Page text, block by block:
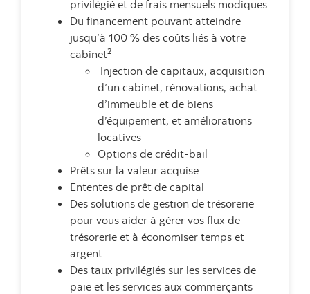
privilégié et de frais mensuels modiques
Du financement pouvant atteindre
jusqu’à 100 % des coûts liés à votre
cabinet2
Injection de capitaux, acquisition
d’un cabinet, rénovations, achat
d’immeuble et de biens
d’équipement, et améliorations
locatives
Options de crédit-bail
Prêts sur la valeur acquise
Ententes de prêt de capital
Des solutions de gestion de trésorerie
pour vous aider à gérer vos flux de
trésorerie et à économiser temps et
argent
Des taux privilégiés sur les services de
paie et les services aux commerçants